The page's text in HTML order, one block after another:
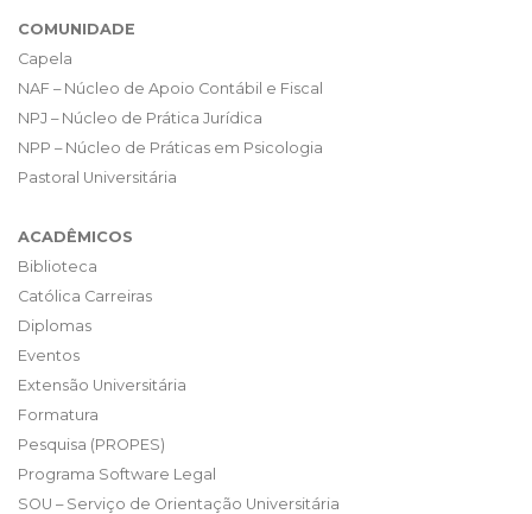
COMUNIDADE
Capela
NAF – Núcleo de Apoio Contábil e Fiscal
NPJ – Núcleo de Prática Jurídica
NPP – Núcleo de Práticas em Psicologia
Pastoral Universitária
ACADÊMICOS
Biblioteca
Católica Carreiras
Diplomas
Eventos
Extensão Universitária
Formatura
Pesquisa (PROPES)
Programa Software Legal
SOU – Serviço de Orientação Universitária